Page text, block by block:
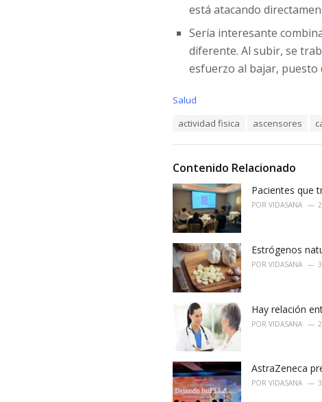
está atacando
Sería interesante
diferente. Al subir, se
esfuerzo al bajar, puesto
C
o
r
i
e
s
:
Salud
:
actividad fisica ascensores
Contenido Relacionado
Pacientes que
POR VIDASANA
Estrógenos
POR VIDASANA
Hay relación
POR VIDASANA
AstraZeneca
POR VIDASANA